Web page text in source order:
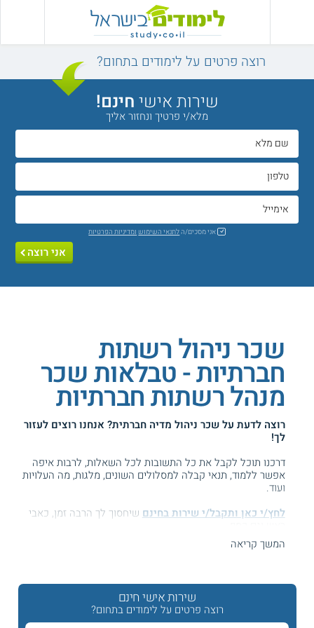
רוצה פרטים על לימודים בתחום?
שירות אישיחינם!
מלא/י פרטיך ונחזור אליך
אני מסכים/הלתנאי השימוש ומדיניות הפרטיות
אני רוצה
שכר ניהול רשתות
חברתיות - טבלאות שכר
מנהל רשתות חברתיות
רוצה לדעת עלשכר ניהול מדיה חברתית? אנחנו רוצים לעזור
לך!
דרכנו תוכל לקבל את כל התשובות לכל השאלות, לרבות איפה
אפשר ללמוד, תנאי קבלה למסלולים השונים, מלגות, מה העלויות
ועוד.
לחץ/י כאן ותקבל/י שירות בחינם שיחסוך לך הרבה זמן, כאבי
המידע באתר הועיל ל87% מהגולשים.המשך קריאה
שירות אישי חינם
רוצה פרטים על לימודים בתחום?